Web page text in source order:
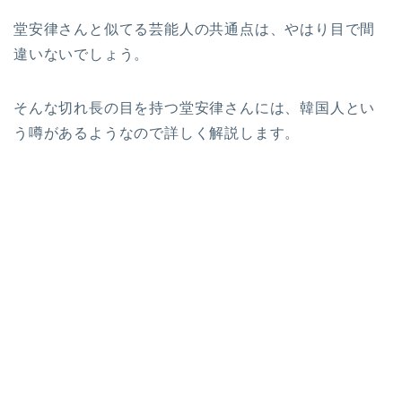
堂安律さんと似てる芸能人の共通点は、やはり目で間
違いないでしょう。
そんな切れ長の目を持つ堂安律さんには、韓国人とい
う噂があるようなので詳しく解説します。